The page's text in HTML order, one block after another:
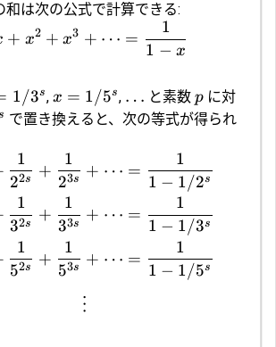
和は次の公式で計算できる:
+ x2 + x3 + ⋯ =
1 − x
1
1/3s, x = 1/5s, … と素数p に対
で置き換えると、次の等式が得られ
22s
1
+
23s
1
32s
1
+
33s
1
52s
1
+
53s
1
+ ⋯ =
1 − 1/2s
1
+ ⋯ =
1 − 1/3s
1
+ ⋯ =
1 − 1/5s
1
⋮